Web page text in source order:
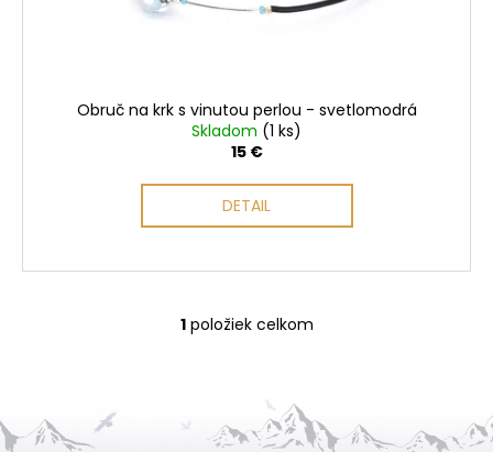
Obruč na krk s vinutou perlou - svetlomodrá
Skladom (1 ks)
15 €
DETAIL
O
d
1položiek celkom